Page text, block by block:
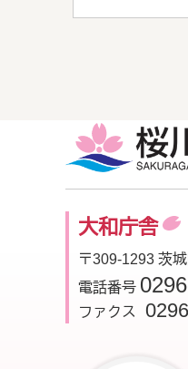
大和庁舎
〒309-1293 茨
電話番号
ファクス